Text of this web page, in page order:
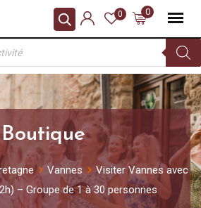
0
0
Boutique
Vannes
Visiter Vannes avec
– Groupe de 1 à 30 personnes